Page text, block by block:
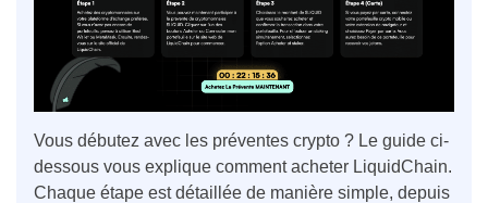
Vous débutez avec les préventes crypto ? Le guide ci-
dessous vous explique comment acheter LiquidChain.
Chaque étape est détaillée de manière simple, depuis